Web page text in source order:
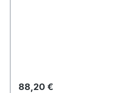
Regulärer Preis:
88,20 €